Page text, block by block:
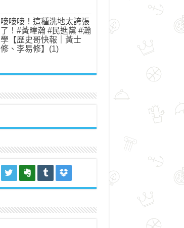
唼唼唼！這種洗地太誇張
了！#黃暐瀚 #民進黨 #瀚
學【歷史哥快報｜黃士
修、李易修】(1)